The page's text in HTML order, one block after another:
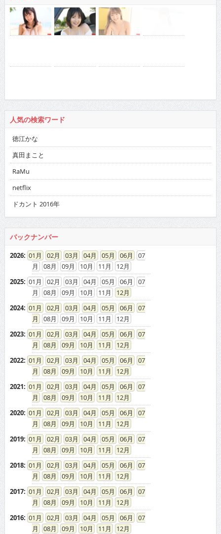
徳江かな
RaMu
netflix
ドカント 2016年
2026:01 02 03 04 05 06
07
08
2025: 01 02 03 04 05 06
07
08
09 10 11
12
2024: 01 02 03 04 05 06
07
08
09 10 11
12
2023: 01 02 03 04 05 06
07
08
09 10 11
12
2022: 01 02 03 04 05 06
07
08
09 10 11
12
2021: 01 02 03 04 05 06
07
08
09 10 11
12
2020: 01 02 03 04 05 06
07
08
09 10 11
12
2019: 01 02 03 04 05 06
07
08
09 10 11
12
2018: 01 02 03 04 05 06
07
08
09 10 11
12
2017: 01 02 03 04 05 06
07
08
09 10 11
12
2016: 01 02 03 04 05 06
07
08
09 10 11
12
2015: 01 02 03 04 05 06
07
08
09 10 11 12